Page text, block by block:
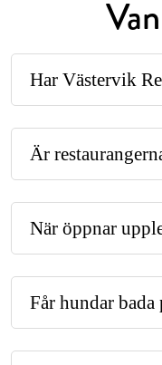
Har Västervik
Är
När öppnar
Får hundar bada